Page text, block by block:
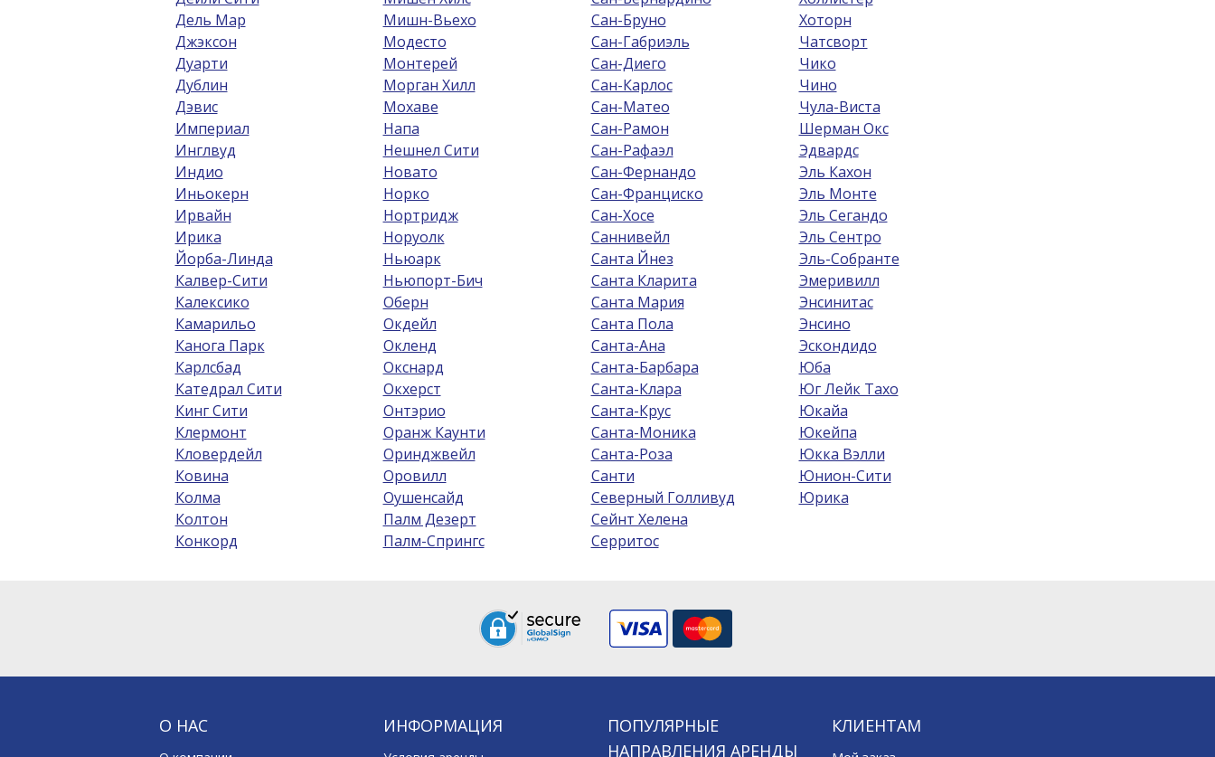
Дель Мар
Джэксон
Дуарти
Дублин
Дэвис
Империал
Инглвуд
Индио
Иньокерн
Ирвайн
Ирика
Йорба-Линда
Калвер-Сити
Калексико
Камарильо
Канога Парк
Карлсбад
Катедрал Сити
Кинг Сити
Клермонт
Кловердейл
Ковина
Колма
Колтон
Конкорд
Мишн-Вьехо
Модесто
Монтерей
Морган Хилл
Мохаве
Напа
Нешнел Сити
Новато
Норко
Нортридж
Норуолк
Ньюарк
Ньюпорт-Бич
Оберн
Окдейл
Окленд
Окснард
Окхерст
Онтэрио
Оранж Каунти
Оринджвейл
Оровилл
Оушенсайд
Палм Дезерт
Палм-Спрингс
Сан-Бруно
Сан-Габриэль
Сан-Диего
Сан-Карлос
Сан-Матео
Сан-Рамон
Сан-Рафаэл
Сан-Фернандо
Сан-Франциско
Сан-Хосе
Саннивейл
Санта Йнез
Санта Кларита
Санта Мария
Санта Пола
Санта-Ана
Санта-Барбара
Санта-Клара
Санта-Крус
Санта-Моника
Санта-Роза
Санти
Северный Голливуд
Сейнт Хелена
Серритос
Хоторн
Чатсворт
Чико
Чино
Чула-Виста
Шерман Окс
Эдвардс
Эль Кахон
Эль Монте
Эль Сегандо
Эль Сентро
Эль-Собрантe
Эмеривилл
Энсинитас
Энсино
Эскондидо
Юба
Юг Лейк Тахо
Юкайа
Юкейпа
Юкка Вэлли
Юнион-Сити
Юрика
О НАС ИНФОРМАЦИЯ
ПОПУЛЯРНЫЕ
НАПРАВЛЕНИЯ АРЕНДЫ
КЛИЕНТАМ